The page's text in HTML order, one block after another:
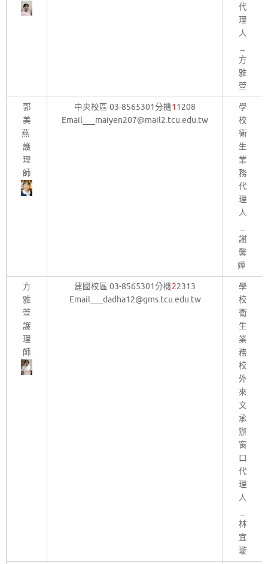
代
理
人
方
雅
萱
郭
美
燕
護
理
師
中央校區 03-8565301分機11208
Email___maiyen207@mail2.tcu.edu.tw
學
校
衛
生
業
務
代
理
人
謝
馨
嬅
方
雅
萱
護
理
師
建國校區 03-8565301分機22313
Email___dadha12@gms.tcu.edu.tw
學
校
衛
生
業
務
校
外
來
文
承
辦
窗
口
代
理
人
林
宜
璇